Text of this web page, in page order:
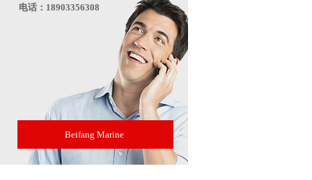
电话：18903356308
Beifang Marine